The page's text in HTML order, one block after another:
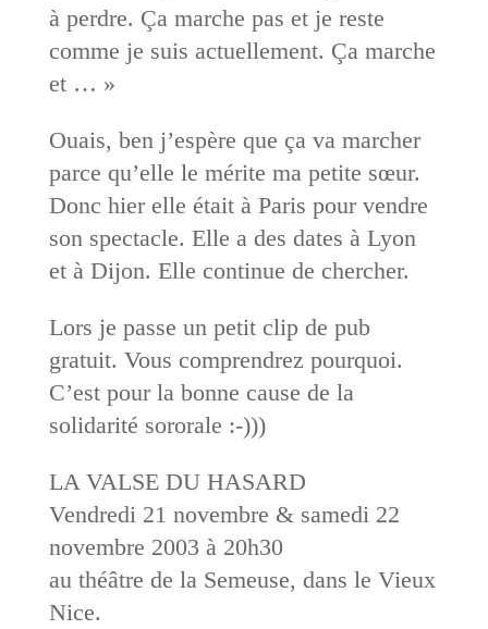
à perdre. Ça marche pas et je reste
comme je suis actuellement. Ça marche
et … »
Ouais, ben j’espère que ça va marcher
parce qu’elle le mérite ma petite sœur.
Donc hier elle était à Paris pour vendre
son spectacle. Elle a des dates à Lyon
et à Dijon. Elle continue de chercher.
Lors je passe un petit clip de pub
gratuit. Vous comprendrez pourquoi.
C’est pour la bonne cause de la
solidarité sororale :-)))
LA VALSE DU HASARD
Vendredi 21 novembre & samedi 22
novembre 2003 à 20h30
au théâtre de la Semeuse, dans le Vieux
Nice.